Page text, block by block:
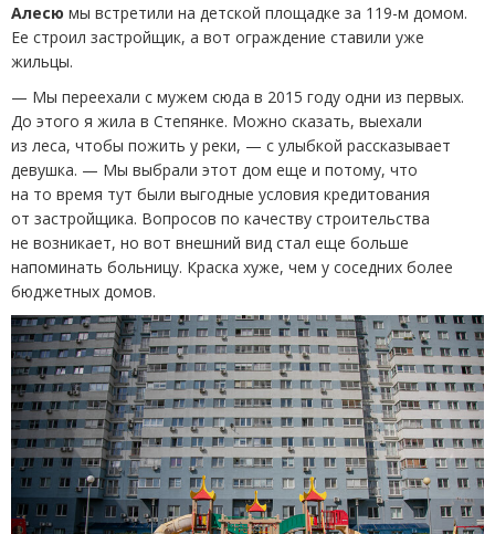
Алесю мы встретили на детской площадке за 119-м домом.
Ее строил застройщик, а вот ограждение ставили уже
жильцы.
— Мы переехали с мужем сюда в 2015 году одни из первых.
До этого я жила в Степянке. Можно сказать, выехали
из леса, чтобы пожить у реки, — с улыбкой рассказывает
девушка. — Мы выбрали этот дом еще и потому, что
на то время тут были выгодные условия кредитования
от застройщика. Вопросов по качеству строительства
не возникает, но вот внешний вид стал еще больше
напоминать больницу. Краска хуже, чем у соседних более
бюджетных домов.